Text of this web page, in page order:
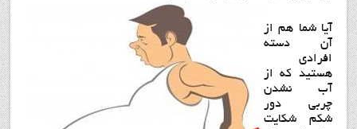
آیا شما هم از
آن دسته
افرادی
هستید که از
آب نشدن
چربی دور
شکم شکایت